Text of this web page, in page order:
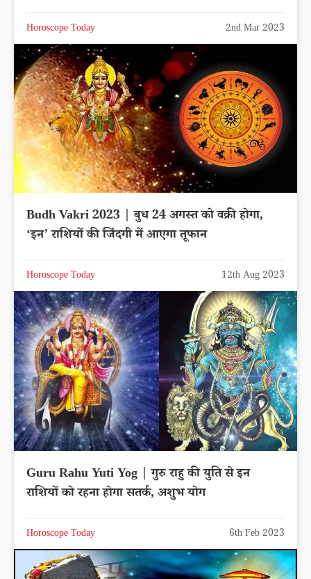
Horoscope Today 2nd Mar 2023
Budh Vakri 2023 | बुध 24 अगस्त को वक्री होगा,
‘इन’ राशियों की जिंदगी में आएगा तूफान
Horoscope Today 12th Aug 2023
Guru Rahu Yuti Yog | गुरु राहु की युति से इन
राशियों को रहना होगा सतर्क, अशुभ योग
Horoscope Today 6th Feb 2023